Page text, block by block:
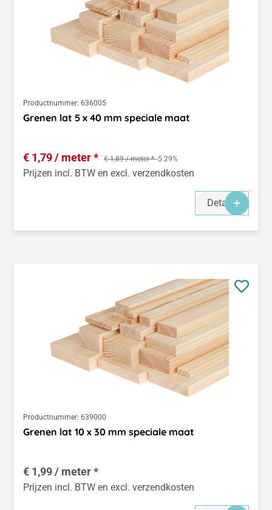
Productnummer: 636005
Grenen lat 5 x 40 mm speciale maat
€ 1,79 / meter * € 1,89 / meter *-5.29%
Prijzen incl. BTW en excl. verzendkosten
Details
Productnummer: 639000
Grenen lat 10 x 30 mm speciale maat
€ 1,99 / meter *
Prijzen incl. BTW en excl. verzendkosten